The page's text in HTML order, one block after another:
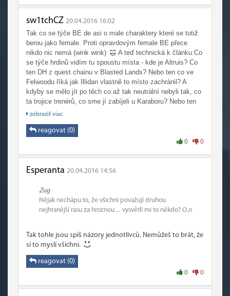
sw1tchCZ 20.04.2016 16:02
Tak co se týče BE de asi o male charaktery které se totiž
berou jako female. Proti opravdovým female BE přece
nikdo nic nemá (wink wink)
A teď technická k článku:Co
se týče hrdinů vidím tu spoustu místa - kde je Altruis? Co
ten DH z quest chainu v Blasted Lands? Nebo ten co ve
Felwoodu říká jak Illidan vlastně to místo zachránil? A
kdyby se mělo jít po těch co až tak neutrální nebyli tak, co
ta trojice trenérů, co sme jí zabíjeli u Karaboru? Nebo ten
týpek jehož duch je v Darkshore v té jeskyni pod vírem. A
talent a je s ním encounter v Serpentshrine? Nechci tu bejt
za rejpala ale zmíněný tu bejt mohli páč ofiko informace o
Alfou ale i tak
).Jinak díky za článek
zobraziť viac
reagovat (0)
0 0
Esperanta 20.04.2016 14:56
Zug
Nějak nechápu to, že všichni považují druhou
nejhranější rasu za hroznou ... vysvětlí mi to někdo? O.o
Tak tohle jsou spíš názory jednotlivců. Nemůžeš to brát, že
si to myslí všichni.
reagovat (0)
0 0